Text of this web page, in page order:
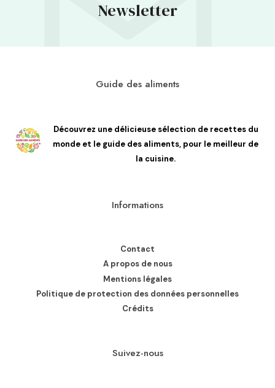
Newsletter
Guide des aliments
Découvrez une délicieuse sélection de recettes du
monde et le guide des aliments, pour le meilleur de
la cuisine.
Informations
Contact
A propos de nous
Mentions légales
Politique de protection des données personnelles
Crédits
Suivez-nous